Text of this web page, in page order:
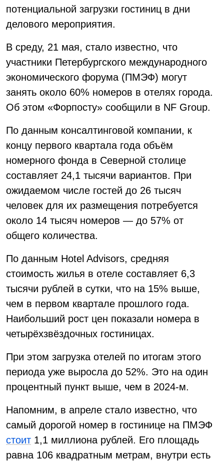
потенциальной загрузки гостиниц в дни
делового мероприятия.
В среду, 21 мая, стало известно, что
участники Петербургского международного
экономического форума (ПМЭФ) могут
занять около 60% номеров в отелях города.
Об этом «Форпосту» сообщили в NF Group.
По данным консалтинговой компании, к
концу первого квартала года объём
номерного фонда в Северной столице
составляет 24,1 тысячи вариантов. При
ожидаемом числе гостей до 26 тысяч
человек для их размещения потребуется
около 14 тысяч номеров — до 57% от
общего количества.
По данным Hotel Advisors, средняя
стоимость жилья в отеле составляет 6,3
тысячи рублей в сутки, что на 15% выше,
чем в первом квартале прошлого года.
Наибольший рост цен показали номера в
четырёхзвёздочных гостиницах.
При этом загрузка отелей по итогам этого
периода уже выросла до 52%. Это на один
процентный пункт выше, чем в 2024-м.
Напомним, в апреле стало известно, что
самый дорогой номер в гостинице на ПМЭФ
стоит 1,1 миллиона рублей. Его площадь
равна 106 квадратным метрам, внутри есть